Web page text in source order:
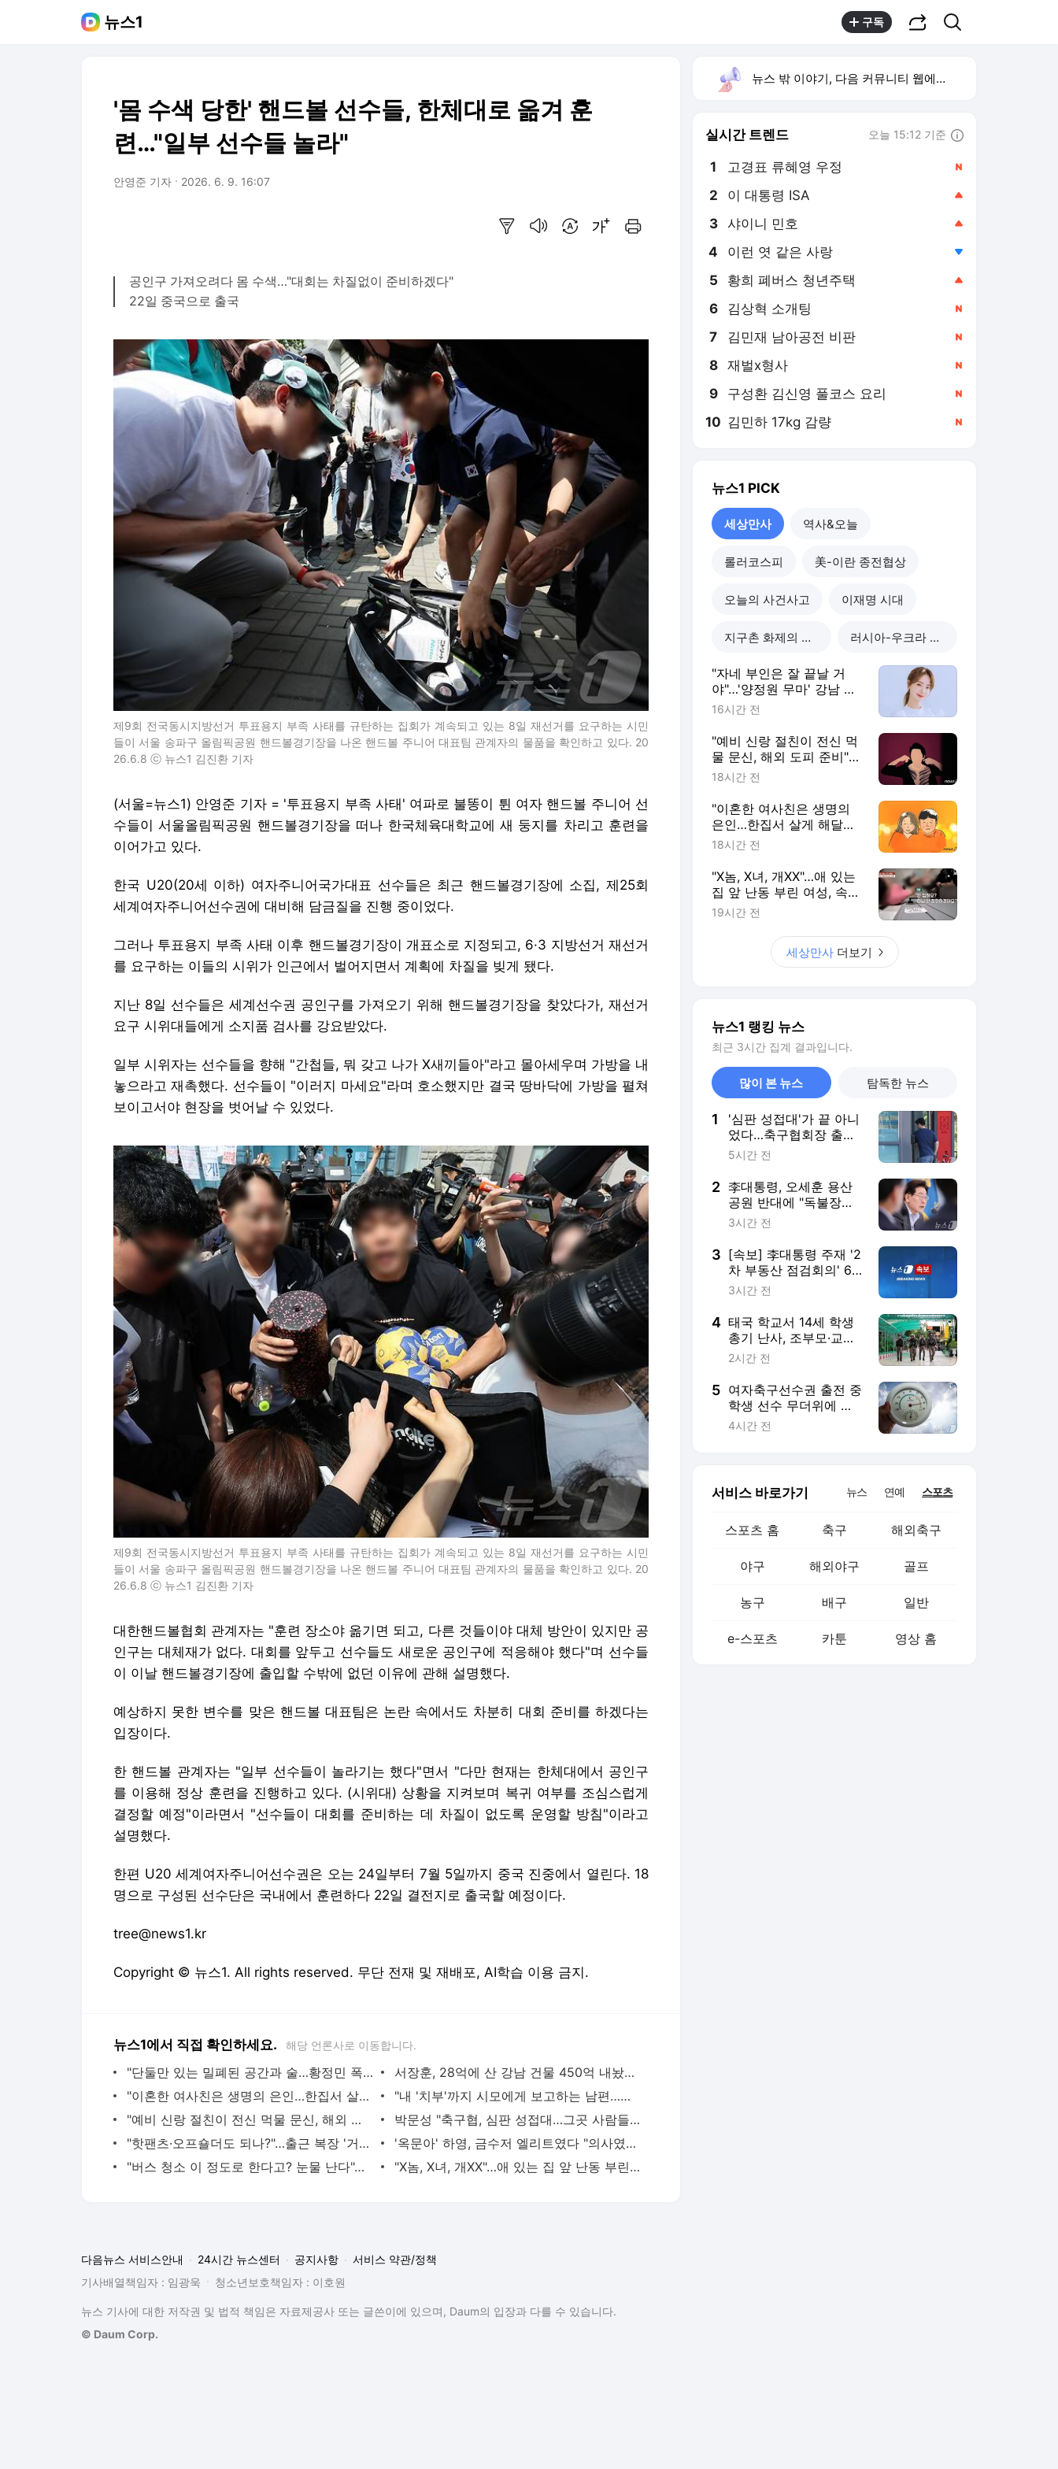
뉴스1 구독
'몸 수색 당한' 핸드볼 선수들, 한체대로 옮겨 훈
련…"일부 선수들 놀라"
안영준 기자 2026. 6. 9. 16:07
공인구 가져오려다 몸 수색…"대회는 차질없이 준비하겠다"
22일 중국으로 출국
제9회 전국동시지방선거 투표용지 부족 사태를 규탄하는 집회가 계속되고 있는 8일 재선거를 요구하는 시민
들이 서울 송파구 올림픽공원 핸드볼경기장을 나온 핸드볼 주니어 대표팀 관계자의 물품을 확인하고 있다. 20
26.6.8 ⓒ 뉴스1 김진환 기자
(서울=뉴스1) 안영준 기자 = '투표용지 부족 사태' 여파로 불똥이 튄 여자 핸드볼 주니어 선
수들이 서울올림픽공원 핸드볼경기장을 떠나 한국체육대학교에 새 둥지를 차리고 훈련을
이어가고 있다.
한국 U20(20세 이하) 여자주니어국가대표 선수들은 최근 핸드볼경기장에 소집, 제25회
세계여자주니어선수권에 대비해 담금질을 진행 중이었다.
그러나 투표용지 부족 사태 이후 핸드볼경기장이 개표소로 지정되고, 6·3 지방선거 재선거
를 요구하는 이들의 시위가 인근에서 벌어지면서 계획에 차질을 빚게 됐다.
지난 8일 선수들은 세계선수권 공인구를 가져오기 위해 핸드볼경기장을 찾았다가, 재선거
요구 시위대들에게 소지품 검사를 강요받았다.
일부 시위자는 선수들을 향해 "간첩들, 뭐 갖고 나가 X새끼들아"라고 몰아세우며 가방을 내
놓으라고 재촉했다. 선수들이 "이러지 마세요"라며 호소했지만 결국 땅바닥에 가방을 펼쳐
보이고서야 현장을 벗어날 수 있었다.
제9회 전국동시지방선거 투표용지 부족 사태를 규탄하는 집회가 계속되고 있는 8일 재선거를 요구하는 시민
들이 서울 송파구 올림픽공원 핸드볼경기장을 나온 핸드볼 주니어 대표팀 관계자의 물품을 확인하고 있다. 20
26.6.8 ⓒ 뉴스1 김진환 기자
대한핸드볼협회 관계자는 "훈련 장소야 옮기면 되고, 다른 것들이야 대체 방안이 있지만 공
인구는 대체재가 없다. 대회를 앞두고 선수들도 새로운 공인구에 적응해야 했다"며 선수들
이 이날 핸드볼경기장에 출입할 수밖에 없던 이유에 관해 설명했다.
예상하지 못한 변수를 맞은 핸드볼 대표팀은 논란 속에서도 차분히 대회 준비를 하겠다는
입장이다.
한 핸드볼 관계자는 "일부 선수들이 놀라기는 했다"면서 "다만 현재는 한체대에서 공인구
를 이용해 정상 훈련을 진행하고 있다. (시위대) 상황을 지켜보며 복귀 여부를 조심스럽게
결정할 예정"이라면서 "선수들이 대회를 준비하는 데 차질이 없도록 운영할 방침"이라고
설명했다.
한편 U20 세계여자주니어선수권은 오는 24일부터 7월 5일까지 중국 진중에서 열린다. 18
명으로 구성된 선수단은 국내에서 훈련하다 22일 결전지로 출국할 예정이다.
tree@news1.kr
Copyright © 뉴스1. All rights reserved. 무단 전재 및 재배포, AI학습 이용 금지.
뉴스1에서 직접 확인하세요. 해당 언론사로 이동합니다.
"단둘만 있는 밀폐된 공간과 술…황정민 폭로녀는 두가지에 집착했다"
서장훈, 28억에 산 강남 건물 450억 내놨다…세후 차익 280억 '잭팟'
"이혼한 여사친은 생명의 은인…한집서 살게 해달라" 남편 요구에 '절망'
"내 '치부'까지 시모에게 보고하는 남편…집이 감옥 같다" 아내 고통
"예비 신랑 절친이 전신 먹물 문신, 해외 도피 준비"…예비 신부 '혼란'
박문성 "축구협, 심판 성접대…그곳 사람들 얼마나 천박한지 보여준 것"
"핫팬츠·오프숄더도 되나?"…출근 복장 '거슬려' vs '괜찮아' 의견 분분
'옥문아' 하영, 금수저 엘리트였다 "의사였던 증조부께서 고종 황제 진료했다"
"버스 청소 이 정도로 한다고? 눈물 난다"…몸 밀어 넣은 노동자 '감동'
"X놈, X녀, 개XX"…애 있는 집 앞 난동 부린 여성, 속옷까지 훌러덩[영상]
뉴스 밖 이야기, 다음 커뮤니티 웹에서 보기
실시간 트렌드 오늘 15:12 기준
1 고경표 류혜영 우정
2 이 대통령 ISA
3 샤이니 민호
4 이런 엿 같은 사랑
5 황희 폐버스 청년주택
6 김상혁 소개팅
7 김민재 남아공전 비판
8 재벌x형사
9 구성환 김신영 풀코스 요리
10 김민하 17kg 감량
뉴스1 PICK
세상만사 역사&오늘
롤러코스피 美-이란 종전협상
오늘의 사건사고 이재명 시대
지구촌 화제의 뉴스 러시아-우크라 전쟁
"자네 부인은 잘 끝날 거
야"…'양정원 무마' 강남 경
찰, 다른 돈도 받은 정황
16시간 전
"예비 신랑 절친이 전신 먹
물 문신, 해외 도피 준비"…
예비 신부 '혼란'
18시간 전
"이혼한 여사친은 생명의
은인…한집서 살게 해달라"
남편 요구에 '절망'
18시간 전
"X놈, X녀, 개XX"…애 있는
집 앞 난동 부린 여성, 속옷
까지 훌러덩[영상]
19시간 전
세상만사 더보기
뉴스1 랭킹 뉴스
최근 3시간 집계 결과입니다.
많이 본 뉴스 탐독한 뉴스
1
'심판 성접대'가 끝 아니
었다…축구협회장 출장
에 부인 3회 동반 '펑펑'
5시간 전
2 李대통령, 오세훈 용산
공원 반대에 "독불장군
처럼 못해…서울시와 협
3시간 전
3 [속보] 李대통령 주재 '2
차 부동산 점검회의' 6
시간만에 종료
3시간 전
4 태국 학교서 14세 학생
총기 난사, 조부모·교직
원 7명 살해(종합2보)
2시간 전
5 여자축구선수권 출전 중
학생 선수 무더위에 탈
진…킥오프 1시간 연기
4시간 전
서비스 바로가기 뉴스 연예 스포츠
스포츠 홈 축구 해외축구
야구 해외야구 골프
농구 배구 일반
e-스포츠 카툰 영상 홈
다음뉴스 서비스안내 24시간 뉴스센터 공지사항
서비스 약관/정책
기사배열책임자 : 임광욱
청소년보호책임자 : 이호원
뉴스 기사에 대한 저작권 및 법적 책임은 자료제공사 또는 글쓴이에 있으며, Daum의 입장과 다를 수 있습니다.
© Daum Corp.